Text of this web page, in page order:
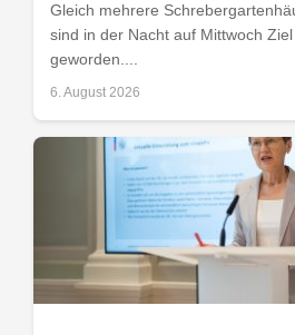
Gleich mehrere
sind in der Nacht auf Mittwoch
geworden....
6. August 2026